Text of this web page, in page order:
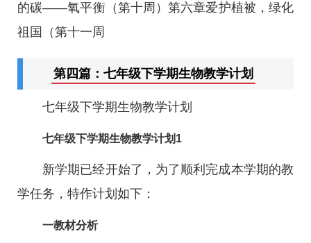
的碳——氧平衡（第十周）第六章爱护植被，绿化
祖国（第十一周
第四篇：七年级下学期生物教学计划
七年级下学期生物教学计划
七年级下学期生物教学计划1
新学期已经开始了，为了顺利完成本学期的教
学任务，特作计划如下：
一教材分析